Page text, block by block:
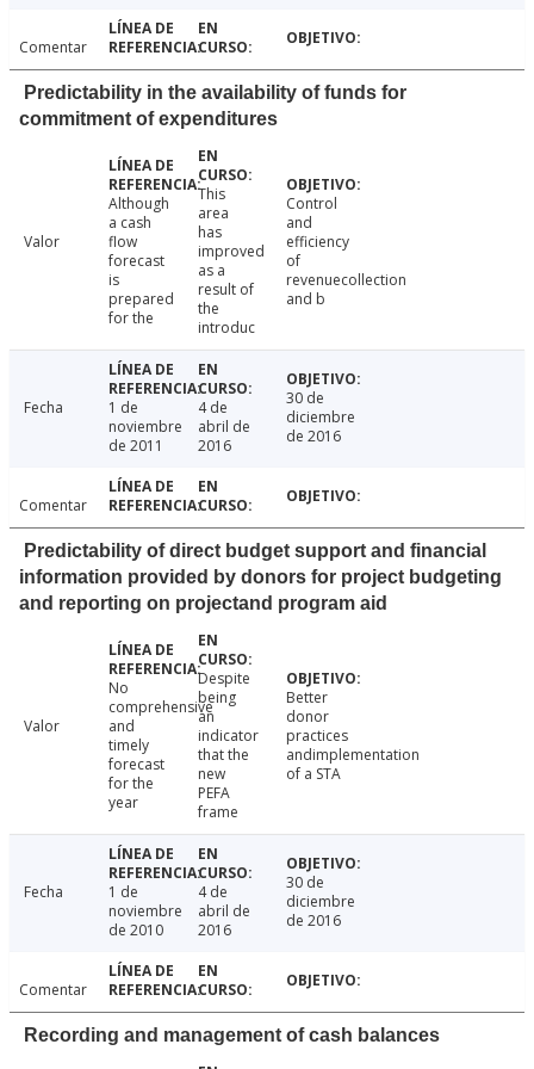
Comentar
Predictability in the availability of funds for
commitment of expenditures
Valor
Although
a cash
flow
forecast
is
prepared
for the
This
area
has
improved
as a
result of
the
introduc
Control
and
efficiency
of
revenuecollection
and b
Fecha
1 de
noviembre
de 2011
4 de
abril de
2016
30 de
diciembre
de 2016
Comentar
Predictability of direct budget support and financial
information provided by donors for project budgeting
and reporting on projectand program aid
Valor
No
comprehensive
and
timely
forecast
for the
year
Despite
being
an
indicator
that the
new
PEFA
frame
Better
donor
practices
andimplementation
of a STA
Fecha
1 de
noviembre
de 2010
4 de
abril de
2016
30 de
diciembre
de 2016
Comentar
Recording and management of cash balances